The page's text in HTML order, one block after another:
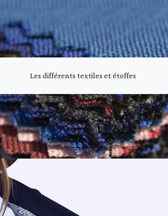
Les différents textiles et étoffes